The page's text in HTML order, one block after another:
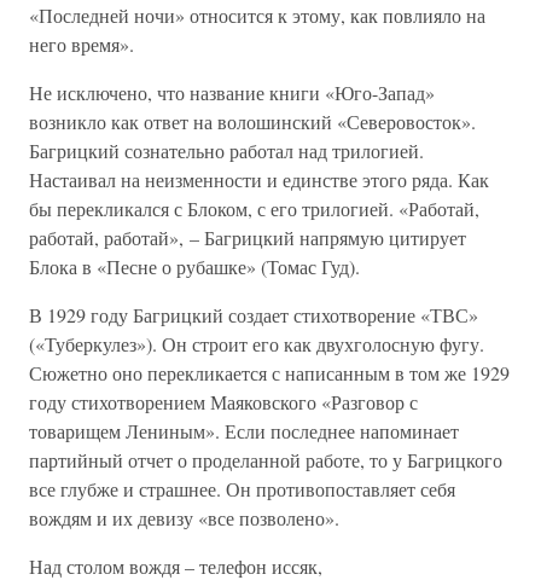
«Последней ночи» относится к этому, как повлияло на
него время».
Не исключено, что название книги «Юго-Запад»
возникло как ответ на волошинский «Северовосток».
Багрицкий сознательно работал над трилогией.
Настаивал на неизменности и единстве этого ряда. Как
бы перекликался с Блоком, с его трилогией. «Работай,
работай, работай», – Багрицкий напрямую цитирует
Блока в «Песне о рубашке» (Томас Гуд).
В 1929 году Багрицкий создает стихотворение «ТВС»
(«Туберкулез»). Он строит его как двухголосную фугу.
Сюжетно оно перекликается с написанным в том же 1929
году стихотворением Маяковского «Разговор с
товарищем Лениным». Если последнее напоминает
партийный отчет о проделанной работе, то у Багрицкого
все глубже и страшнее. Он противопоставляет себя
вождям и их девизу «все позволено».
Над столом вождя – телефон иссяк,